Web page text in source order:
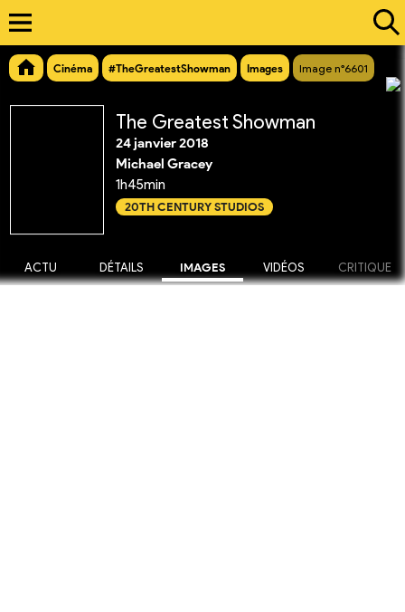
Cinéma #TheGreatestShowman Images Image n°6601
The Greatest Showman
24 janvier 2018
Michael Gracey
1h45min
20TH CENTURY STUDIOS
ACTU DÉTAILS IMAGES VIDÉOS CRITIQUE